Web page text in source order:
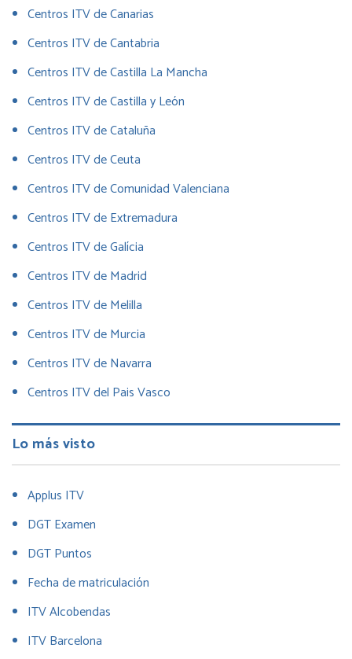
Centros ITV de Canarias
Centros ITV de Cantabria
Centros ITV de Castilla La Mancha
Centros ITV de Castilla y León
Centros ITV de Cataluña
Centros ITV de Ceuta
Centros ITV de Comunidad Valenciana
Centros ITV de Extremadura
Centros ITV de Galícia
Centros ITV de Madrid
Centros ITV de Melilla
Centros ITV de Murcia
Centros ITV de Navarra
Centros ITV del Pais Vasco
Lo más visto
Applus ITV
DGT Examen
DGT Puntos
Fecha de matriculación
ITV Alcobendas
ITV Barcelona